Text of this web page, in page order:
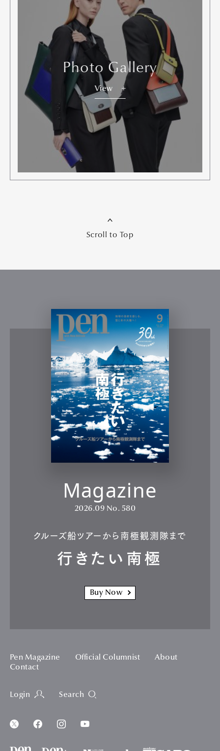
Photo Gallery
View
Scroll to Top
Magazine
2026.09 No. 580
クルーズ船ツアーから南極観測隊まで
行きたい南極
Buy Now
Pen Magazine Official Columnist
About
Contact
Login Search